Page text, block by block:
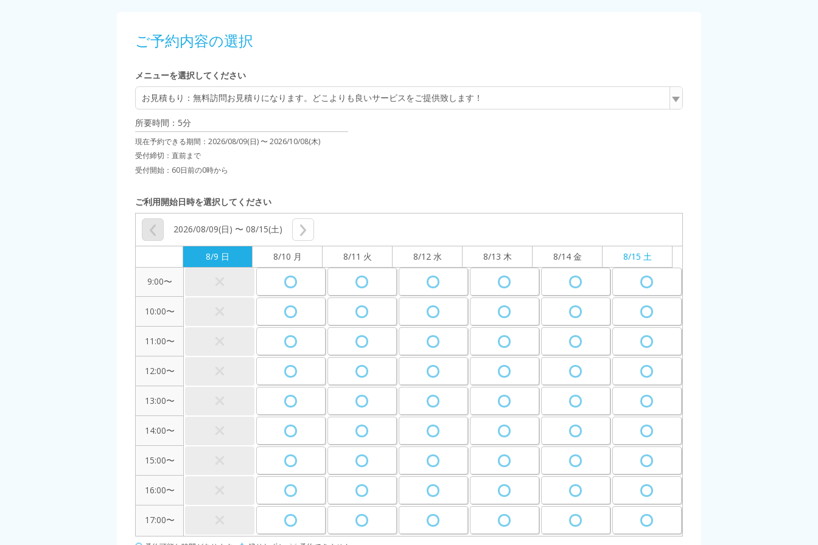
ご予約内容の選択
メニューを選択してください
お見積もり ：無料訪問お見積りになります。どこよりも良いサービスをご提供致します！
所要時間：5分
現在予約できる期間： 2026/08/09(日) 〜2026/10/08(木)
受付締切： 直前まで
受付開始： 60日前の0時から
ご利用開始日時を選択してください
2026/08/09(日) 〜 08/15(土)
8/9 日 8/10 月 8/11 火 8/12 水 8/13 木 8/14 金 8/15 土
9:00〜
10:00〜
11:00〜
12:00〜
13:00〜
14:00〜
15:00〜
16:00〜
17:00〜